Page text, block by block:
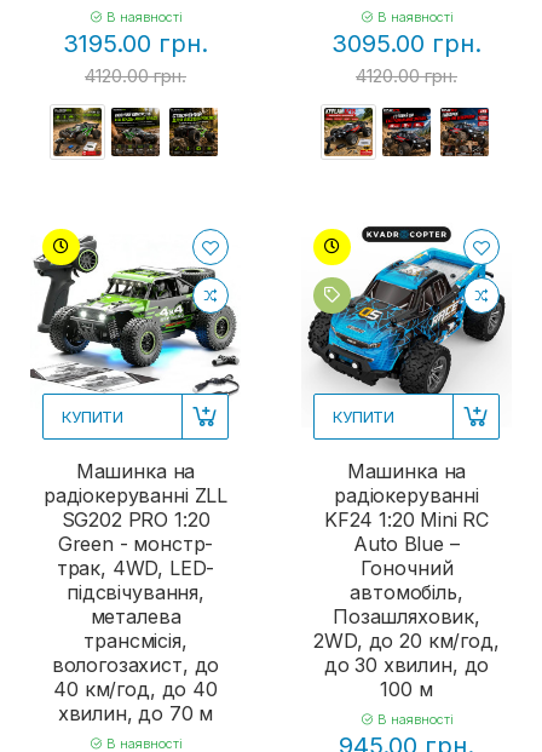
В наявності
3195.00 грн.
4120.00 грн.
В наявності
3095.00 грн.
4120.00 грн.
КУПИТИ
Машинка на
радіокеруванні ZLL
SG202 PRO 1:20
Green - монстр-
трак, 4WD, LED-
підсвічування,
металева
трансмісія,
вологозахист, до
40 км/год, до 40
хвилин, до 70 м
В наявності
КУПИТИ
Машинка на
радіокеруванні
KF24 1:20 Mini RC
Auto Blue –
Гоночний
автомобіль,
Позашляховик,
2WD, до 20 км/год,
до 30 хвилин, до
100 м
В наявності
945.00 грн.